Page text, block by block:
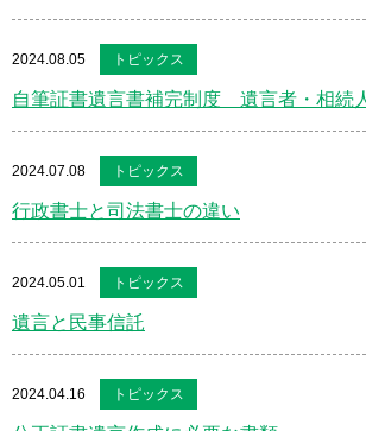
2024.08.05 トピックス
自筆証書遺言書補完制度 遺言者・相続
2024.07.08 トピックス
行政書士と司法書士の違い
2024.05.01 トピックス
遺言と民事信託
2024.04.16 トピックス